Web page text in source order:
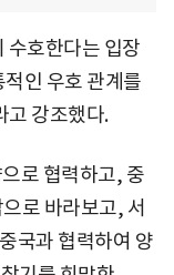
수호한다는 입장
인 우호 관계를
고 강조했다.
로 협력하고, 중
로 바라보고, 서
국과 협력하여 양